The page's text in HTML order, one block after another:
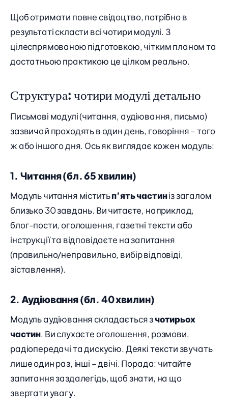
Щоб отримати повне свідоцтво, потрібно в
результаті скласти всі чотири модулі. З
цілеспрямованою підготовкою, чітким планом та
достатньою практикою це цілком реально.
Структура: чотири модулі детально
Письмові модулі (читання, аудіювання, письмо)
зазвичай проходять в один день, говоріння – того
ж або іншого дня. Ось як виглядає кожен модуль:
1. Читання (бл. 65 хвилин)
Модуль читання міститьп’ять частиніз загалом
близько 30 завдань. Ви читаєте, наприклад,
блог-пости, оголошення, газетні тексти або
інструкції та відповідаєте на запитання
(правильно/неправильно, вибір відповіді,
зіставлення).
2. Аудіювання (бл. 40 хвилин)
Модуль аудіювання складається зчотирьох
частин. Ви слухаєте оголошення, розмови,
радіопередачі та дискусію. Деякі тексти звучать
лише один раз, інші – двічі. Порада: читайте
запитання заздалегідь, щоб знати, на що
звертати увагу.